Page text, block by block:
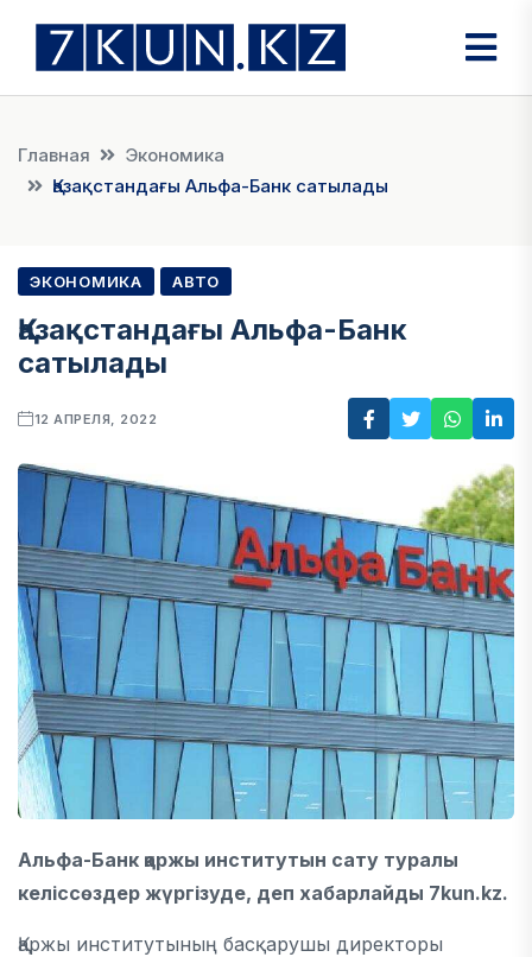
Главная
Экономика
Қазақстандағы Альфа-Банк сатылады
ЭКОНОМИКА АВТО
Қазақстандағы Альфа-Банк
сатылады
12 АПРЕЛЯ, 2022
Альфа-Банк қаржы институтын сату туралы
келіссөздер жүргізуде, деп хабарлайды 7kun.kz.
Қаржы институтының басқарушы директоры